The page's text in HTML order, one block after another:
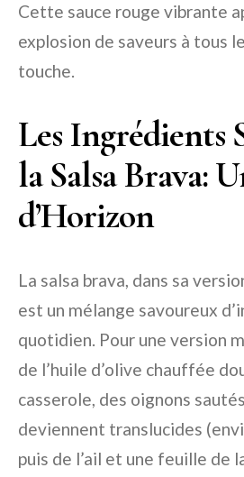
Cette sauce rouge vibrante
explosion de saveurs à tous
touche.
Les Ingrédients
la Salsa Brava:
d’Horizon
La salsa brava, dans sa
est un mélange savoureux
quotidien. Pour une version
de l’huile d’olive chauffée
casserole, des oignons sautés
deviennent translucides
puis de l’ail et une feuille de